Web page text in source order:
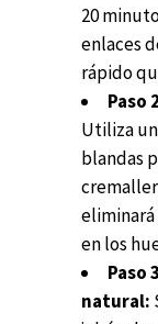
20
enlaces
rápido
Paso
Utiliza
blandas
eliminará
en los
Paso
natural: